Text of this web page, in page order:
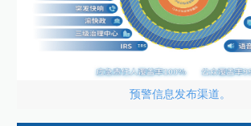
预警信息发布渠道。